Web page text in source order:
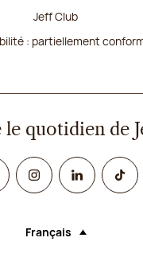
Jeff Club
: partiellement
le quotidien de
InstagramLinked In
Langue
Français